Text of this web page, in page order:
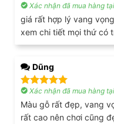
Được xếp
hạng5 5
sao
Xác nhận đã mua hàng
giá rất hợp lý vang
xem chi tiết mọi thứ có
Dũng
Được xếp
hạng55
sao
Xác nhận đã mua hàng
Màu gỗ rất đẹp, vang
rất cao nên chơi cũng